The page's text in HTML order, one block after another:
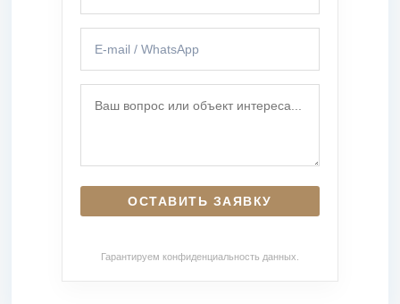
Гарантируем конфиденциальность данных.